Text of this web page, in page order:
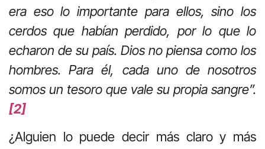
era eso lo importante para ellos, sino los
cerdos que habían perdido, por lo que lo
echaron de su país. Dios no piensa como los
hombres. Para él, cada uno de nosotros
somos un tesoro que vale su propia sangre”.
[2]
¿Alguien lo puede decir más claro y más